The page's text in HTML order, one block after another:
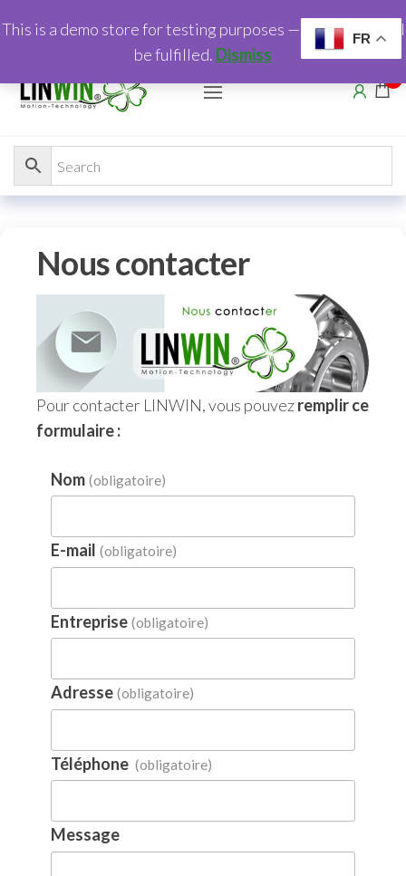
Nous contacter
Pour contacter LINWIN, vous pouvezremplir ce
formulaire :
Nom (obligatoire)
E-mail (obligatoire)
Entreprise (obligatoire)
Adresse (obligatoire)
Téléphone (obligatoire)
Message
FR
This is a demo store for testing purposes — no orders shall
be fulfilled. Dismiss